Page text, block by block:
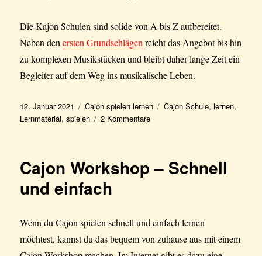
Die Kajon Schulen sind solide von A bis Z aufbereitet.
Neben denersten Grundschlägenreicht das Angebot bis hin
zu komplexen Musikstücken und bleibt daher lange Zeit ein
Begleiter auf dem Weg ins musikalische Leben.
Veröffentlicht
am
12. Januar 2021 Kategorien
Cajon spielen lernen Schlagwörter
Cajon Schule,lernen,
Lernmaterial,spielen 2 Kommentarezu
mit
und
Perkussionisten
Cajon Workshop – Schnell
und einfach
Wenn du Cajon spielen schnell und einfach lernen
möchtest, kannst du das bequem von zuhause aus mit einem